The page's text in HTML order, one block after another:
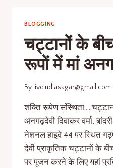
BLOGGING
चट्टानों के
रूपों में मां
By liveindiasagar@gmail.com
शक्ति रूपेण
अनगढ़देवी दिवाकर वर्मा,
नेशनल हाइवे 44 पर स्थित
देवी प्राकृतिक चट्टानों के
पर पूजन करने के लिए यहां